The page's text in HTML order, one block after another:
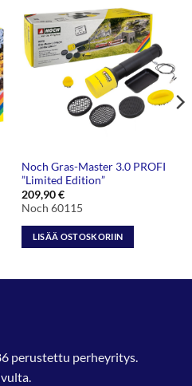
Noch Gras-Master 3.0 PROFI
”Limited Edition”
209,90€
Noch 60115
LISÄÄ OSTOSKORIIN
perustettu perheyritys.